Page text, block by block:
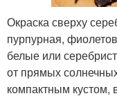
Окраска сверху
пурпурная,
белые или
от прямых
компактным кустом,